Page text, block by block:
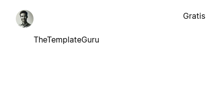
TheTemplateGuru
Gratis